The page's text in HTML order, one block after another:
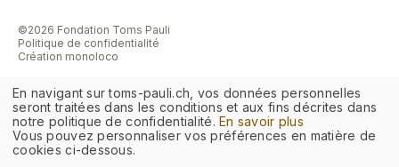
©2026 Fondation Toms Pauli
Politique de confidentialité
Création monoloco
En navigant sur toms-pauli.ch, vos données personnelles
seront traitées dans les conditions et aux fins décrites dans
notre politique de confidentialité.En savoir plus
Vous pouvez personnaliser vos préférences en matière de
cookies ci-dessous.